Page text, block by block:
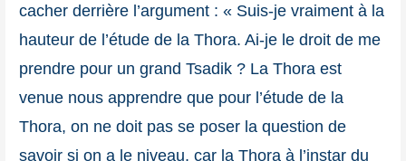
cacher derrière l’argument : « Suis-je vraiment à la
hauteur de l’étude de la Thora. Ai-je le droit de me
prendre pour un grand Tsadik ? La Thora est
venue nous apprendre que pour l’étude de la
Thora, on ne doit pas se poser la question de
savoir si on a le niveau, car la Thora à l’instar du